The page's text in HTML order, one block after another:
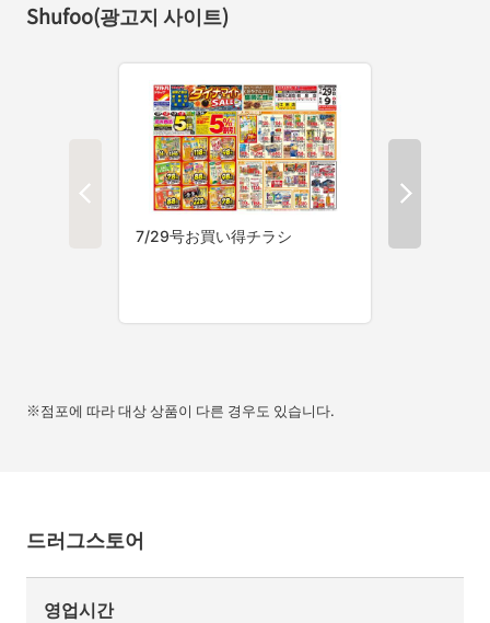
Shufoo(광고지 사이트)
※점포에 따라 대상 상품이 다른 경우도 있습니다.
드러그스토어
영업시간